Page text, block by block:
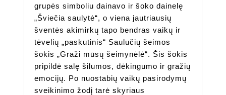
grupės simboliu dainavo ir šoko dainelę
„Šviečia saulytė“, o viena jautriausių
šventės akimirkų tapo bendras vaikų ir
tėvelių „paskutinis“ Saulučių šeimos
šokis „Graži mūsų šeimynėlė“. Šis šokis
pripildė salę šilumos, dėkingumo ir gražių
emocijų. Po nuostabių vaikų pasirodymų
sveikinimo žodį tarė skyriaus